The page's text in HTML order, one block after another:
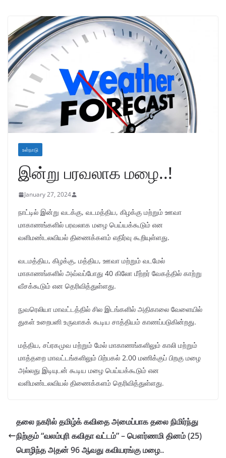
உள்நாடு
இன்று பரவலாக மழை..!
January 27, 2024
நாட்டில் இன்று வடக்கு, வடமத்திய, கிழக்கு மற்றும் ஊவா
மாகாணங்களில் பரவலாக மழை பெய்யக்கூடும் என
வளிமண்டலவியல் திணைக்களம் எதிர்வு கூறியுள்ளது.
வடமத்திய, கிழக்கு, மத்திய, ஊவா மற்றும் வடமேல்
மாகாணங்களில் அவ்வப்போது 40 கிலோ மீற்றர் வேகத்தில் காற்று
வீசக்கூடும் என தெரிவித்துள்ளது.
நுவரெலியா மாவட்டத்தில் சில இடங்களில் அதிகாலை வேளையில்
துகள் உறைபனி உருவாகக் கூடிய சாத்தியம் காணப்படுகின்றது.
மத்திய, சப்ரகமுவ மற்றும் மேல் மாகாணங்களிலும் காலி மற்றும்
மாத்தறை மாவட்டங்களிலும் பிற்பகல் 2.00 மணிக்குப் பிறகு மழை
அல்லது இடியுடன் கூடிய மழை பெய்யக்கூடும் என
வளிமண்டலவியல் திணைக்களம் தெரிவித்துள்ளது.
தலை நகரில் தமிழ்க் கவிதை அமைப்பாக தலை நிமிர்ந்து
நிற்கும் “வலம்புரி கவிதா வட்டம்” – பௌர்ணமி தினம் (25)
பொழிந்த அதன் 96 ஆவது கவியரங்கு மழை..